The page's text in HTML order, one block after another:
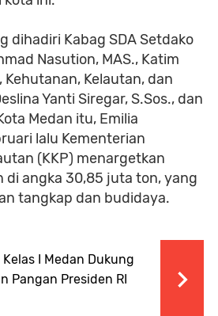
dihadiri Kabag SDA Setdako
Nasution, MAS., Katim
Kelautan, dan
Yanti Siregar, S.Sos., dan
Medan itu, Emilia
lalu Kementerian
(KKP) menargetkan
di angka 30,85 juta ton, yang
tangkap dan budidaya.
Kelas I Medan Dukung
Pangan Presiden RI